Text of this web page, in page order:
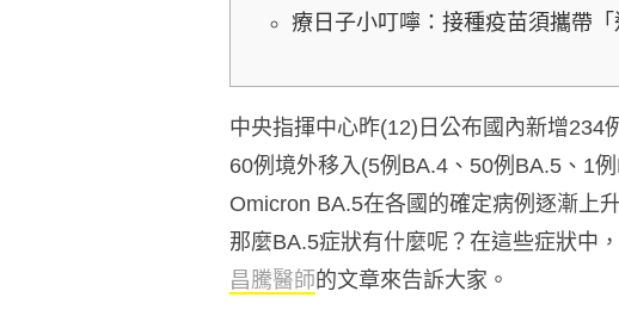
療日子小叮嚀：接種疫苗須攜帶「
中央指揮中心昨(12)日公布國內新增234
60例境外移入(5例BA.4、50例BA.5、1
Omicron BA.5在各國的確定病例逐漸上
那麼BA.5症狀有什麼呢？在這些症狀中
昌騰醫師的文章來告訴大家。